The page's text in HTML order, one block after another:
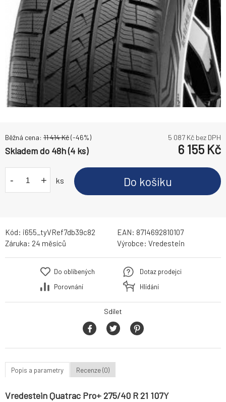
Běžná cena: 11 414Kč(-46%) 5 087 Kč bez DPH
Skladem do 48h (4 ks) 6 155 Kč
- + ks Do košíku
Kód: i655_tyVRef7db39c82 EAN: 8714692810107
Záruka: 24 měsíců Výrobce: Vredestein
Do oblíbených
Porovnání
Dotaz prodejci
Hlídání
Sdílet
Popis a parametry Recenze (0)
Vredestein Quatrac Pro+ 275/40 R 21 107Y